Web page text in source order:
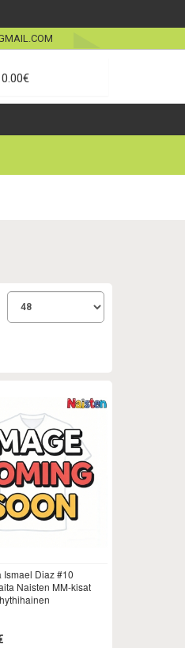
Ismael Diaz #10
Naisten MM-kisat